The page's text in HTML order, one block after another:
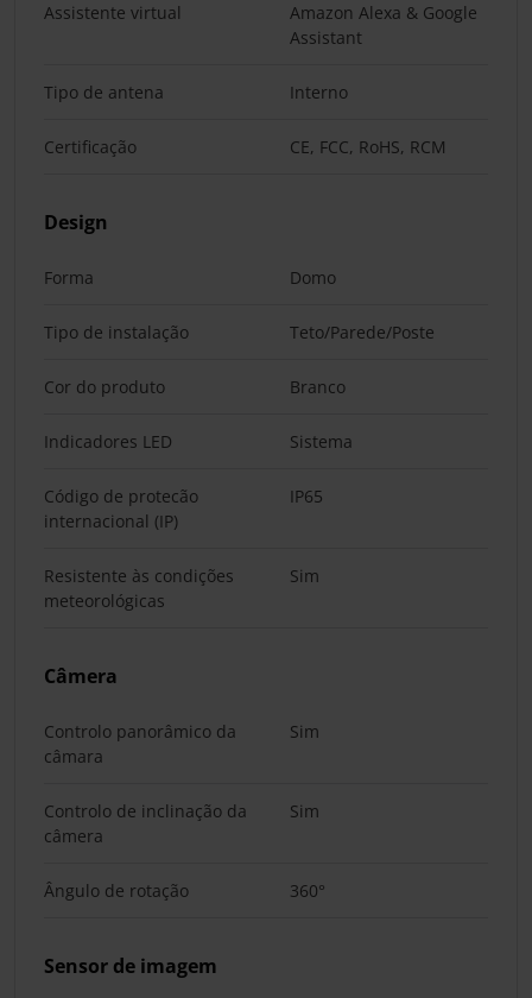
Assistente virtual
Amazon Alexa & Google
Assistant
Tipo de antena Interno
Certificação CE, FCC, RoHS, RCM
Design
Forma Domo
Tipo de instalação Teto/Parede/Poste
Cor do produto Branco
Indicadores LED Sistema
Código de protecão
internacional (IP)
IP65
Resistente às condições
meteorológicas
Sim
Câmera
Controlo panorâmico da
câmara
Sim
Controlo de inclinação da
câmera
Sim
Ângulo de rotação 360°
Sensor de imagem